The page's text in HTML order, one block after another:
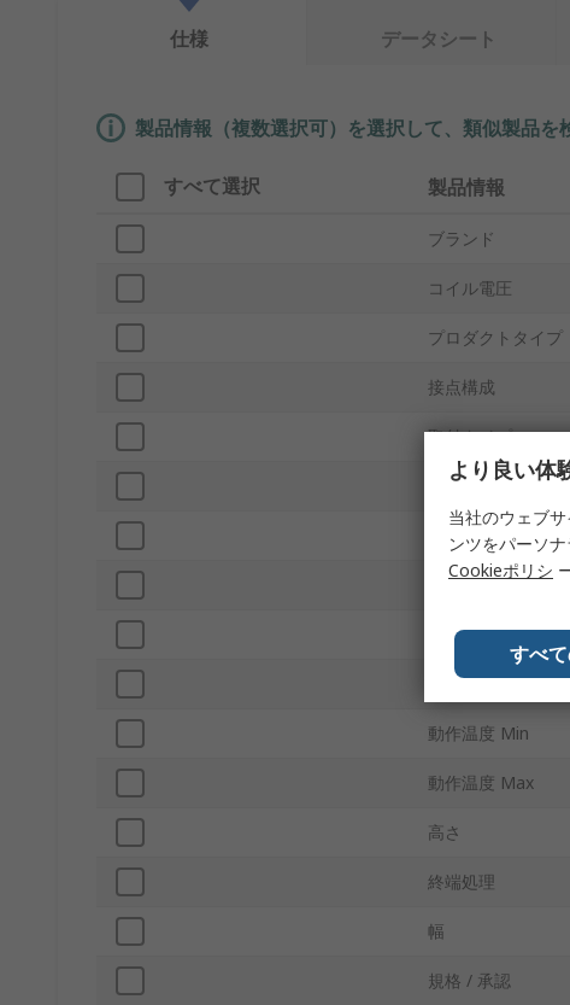
仕様
データシート
製品情報（複数選択可）を選択して、類似製品を
すべて選択 製品情報
ブランド
コイル電圧
プロダクトタイプ
接点構成
取付タイプ
出力開閉電流
スイッチングAC電
スイッチングDC
シリーズ
スイッチング電力
動作温度 Min
動作温度 Max
高さ
終端処理
幅
規格 / 承認
より良い体
当社のウェブ
ンツをパーソ
Cookieポリシ
すべ